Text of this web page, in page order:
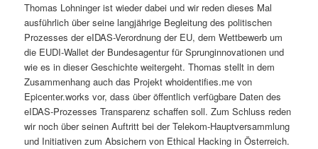
h
a
l
t
s
I
n
h
a
Thomas Lohninger ist wieder dabei und wir reden dieses Mal
ausführlich über seine langjährige Begleitung des politischen
Prozesses der eIDAS-Verordnung der EU, dem Wettbewerb um
die EUDI-Wallet der Bundesagentur für Sprunginnovationen und
wie es in dieser Geschichte weitergeht. Thomas stellt in dem
Zusammenhang auch das Projekt whoidentifies.me von
Epicenter.works vor, dass über öffentlich verfügbare Daten des
eIDAS-Prozesses Transparenz schaffen soll. Zum Schluss reden
wir noch über seinen Auftritt bei der Telekom-Hauptversammlung
und Initiativen zum Absichern von Ethical Hacking in Österreich.